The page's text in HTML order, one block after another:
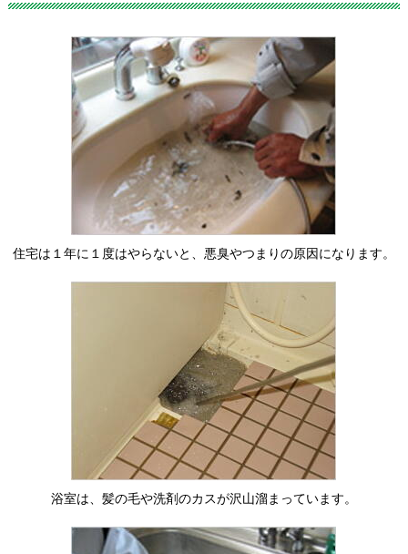
住宅は１年に１度はやらないと、悪臭やつまりの原因になります。
浴室は、髪の毛や洗剤のカスが沢山溜まっています。